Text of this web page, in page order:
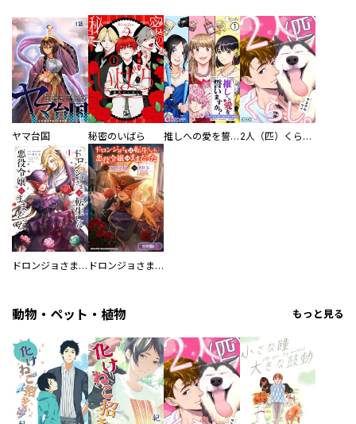
ヤマ台国 秘密のいばら 推しへの愛を誓いますか？～アラサー女子、推しは逃げぬが人生逃げる～ 2人（匹）くらし。
ドロンジョさまは転生しても悪役令嬢のままだった ドロンジョさまは転生しても悪役令嬢のままだった【分冊版】
動物・ペット・植物 もっと見る